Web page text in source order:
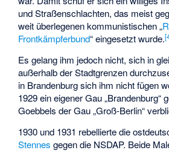
und Straßenschlachten, das meist
weit überlegenen kommunistischen „
Frontkämpferbund“ eingesetzt wurde.[
Es gelang ihm jedoch nicht, sich in
außerhalb der Stadtgrenzen
in Brandenburg sich ihm nicht fügen
1929 ein eigener Gau „Brandenburg“
Goebbels der Gau „Groß-Berlin“
1930 und 1931 rebellierte die
Stennes gegen die NSDAP. Beide